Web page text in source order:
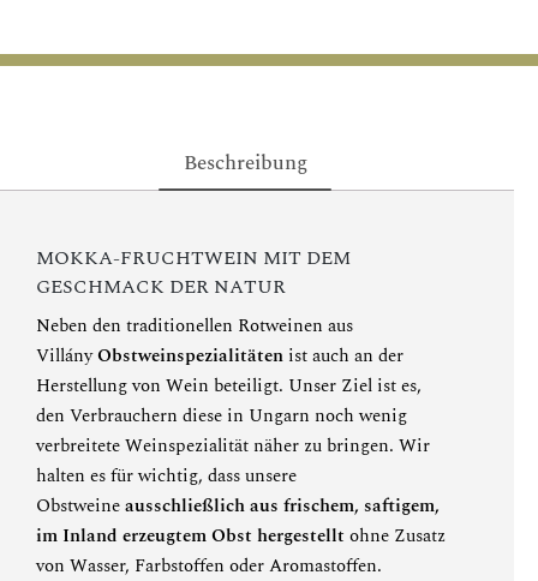
Beschreibung
MOKKA-FRUCHTWEIN MIT DEM
GESCHMACK DER NATUR
Neben den traditionellen Rotweinen aus
VillányObstweinspezialitäten ist auch an der
Herstellung von Wein beteiligt. Unser Ziel ist es,
den Verbrauchern diese in Ungarn noch wenig
verbreitete Weinspezialität näher zu bringen. Wir
halten es für wichtig, dass unsere
Obstweineausschließlich aus frischem, saftigem,
im Inland erzeugtem Obst hergestellt ohne Zusatz
von Wasser, Farbstoffen oder Aromastoffen.